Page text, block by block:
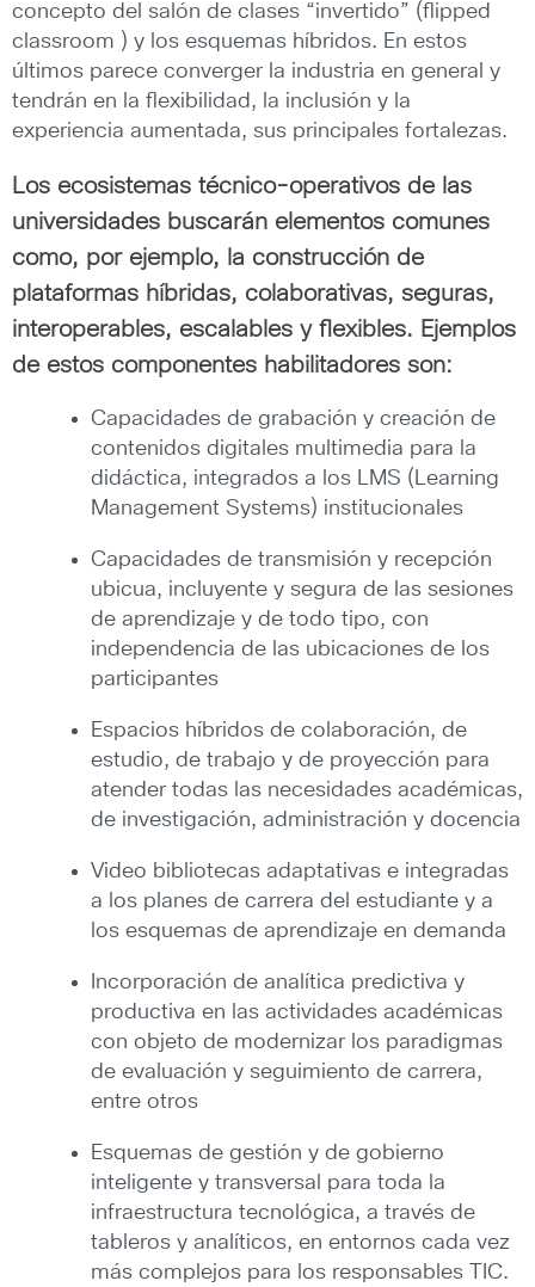
concepto del salón de clases “invertido” (flipped
classroom ) y los esquemas híbridos. En estos
últimos parece converger la industria en general y
tendrán en la flexibilidad, la inclusión y la
experiencia aumentada, sus principales fortalezas.
Los ecosistemas técnico-operativos de las
universidades buscarán elementos comunes
como, por ejemplo, la construcción de
plataformas híbridas, colaborativas, seguras,
interoperables, escalables y flexibles. Ejemplos
de estos componentes habilitadores son:
Capacidades de grabación y creación de
contenidos digitales multimedia para la
didáctica, integrados a los LMS (Learning
Management Systems) institucionales
Capacidades de transmisión y recepción
ubicua, incluyente y segura de las sesiones
de aprendizaje y de todo tipo, con
independencia de las ubicaciones de los
participantes
Espacios híbridos de colaboración, de
estudio, de trabajo y de proyección para
atender todas las necesidades académicas,
de investigación, administración y docencia
Video bibliotecas adaptativas e integradas
a los planes de carrera del estudiante y a
los esquemas de aprendizaje en demanda
Incorporación de analítica predictiva y
productiva en las actividades académicas
con objeto de modernizar los paradigmas
de evaluación y seguimiento de carrera,
entre otros
Esquemas de gestión y de gobierno
inteligente y transversal para toda la
infraestructura tecnológica, a través de
tableros y analíticos, en entornos cada vez
más complejos para los responsables TIC.